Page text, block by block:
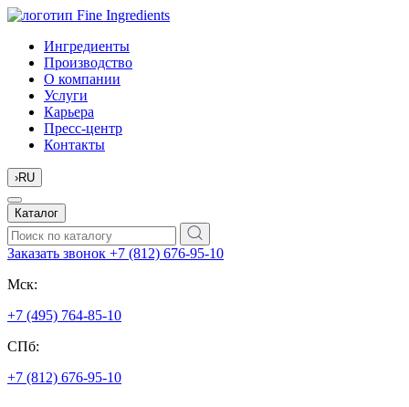
Ингредиенты
Производство
О компании
Услуги
Карьера
Пресс-центр
Контакты
›RU
Каталог
Заказать звонок +7 (812) 676-95-10
Мск:
+7 (495) 764-85-10
СПб:
+7 (812) 676-95-10